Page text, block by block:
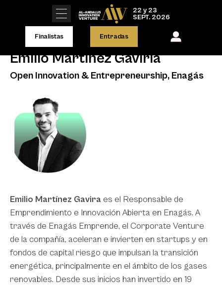
22 y 23
SEPT. 2026
Finalistas Entradas
Emilio Martínez Gaviria
Open Innovation & Entrepreneurship, Enagás
Emilio Martínez Gavira es el Responsable de
Emprendimiento e Innovación Abierta en Enagás. A
través de Enagás Emprende, el Corporate Venture
de la compañía, aceleran e invierten en startups y en
fondos de capital riesgo que impulsan la transición
energética, principalmente en el ámbito de los gases
renovables. Desde sus inicios han invertido en 19